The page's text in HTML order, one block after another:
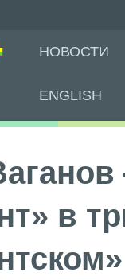
НОВОСТИ
ENGLISH
в